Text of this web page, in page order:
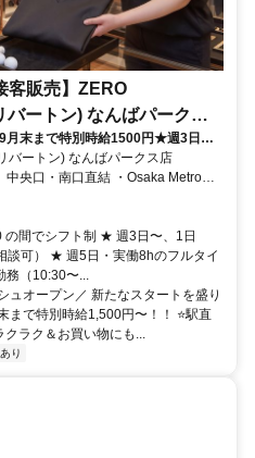
客販売】ZERO
ートン) なんばパークス
月末まで特別時給1500円★週3日・1
服あり◎未経験・主婦(夫)・学生・
バートン) なんばパークス店
徒歩約7分 ・近鉄阪神「大阪難波
間でシフト制 ★ 週3日〜、1日
談可） ★ 週5日・実働8hのフルタイ
務（10:30〜...
ュオープン／ 新たなスタートを盛り
まで特別時給1,500円〜！！ ⭐駅直
ラク＆お買い物にも...
り